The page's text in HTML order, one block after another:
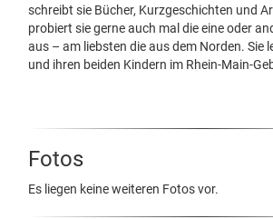
schreibt sie Bücher, Kurzgeschichten und
probiert sie gerne auch mal die eine oder
aus – am liebsten die aus dem Norden. Sie
und ihren beiden Kindern im Rhein-Main-
Fotos
Es liegen keine weiteren Fotos vor.